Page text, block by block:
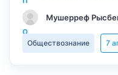
Мушерреф
Обществознание 7